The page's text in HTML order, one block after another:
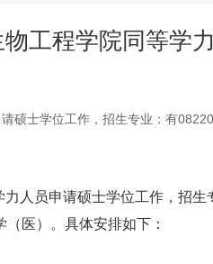
工程学院同等学
硕士学位工作，招生专业：有
员申请硕士学位工作，招生
医）。具体安排如下：